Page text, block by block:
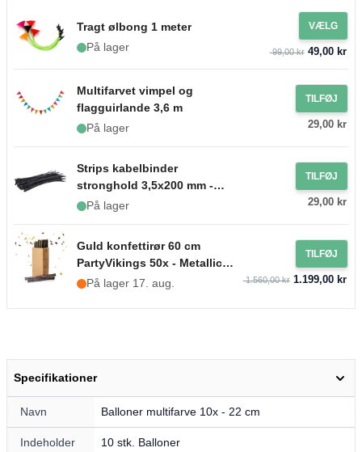
Tragt ølbong 1 meter
På lager
VÆLG
99,00 kr49,00 kr
Multifarvet vimpel og
flagguirlande 3,6 m
På lager
TILFØJ
29,00 kr
Strips kabelbinder
stronghold 3,5x200 mm -
100xPå lager
TILFØJ
29,00 kr
Guld konfettirør 60 cm
PartyVikings 50x - Metallic
Rektangulær
På lager 17. aug.
TILFØJ
1.560,00 kr1.199,00 kr
Specifikationer
Navn Balloner multifarve 10x - 22 cm
Indeholder 10 stk. Balloner